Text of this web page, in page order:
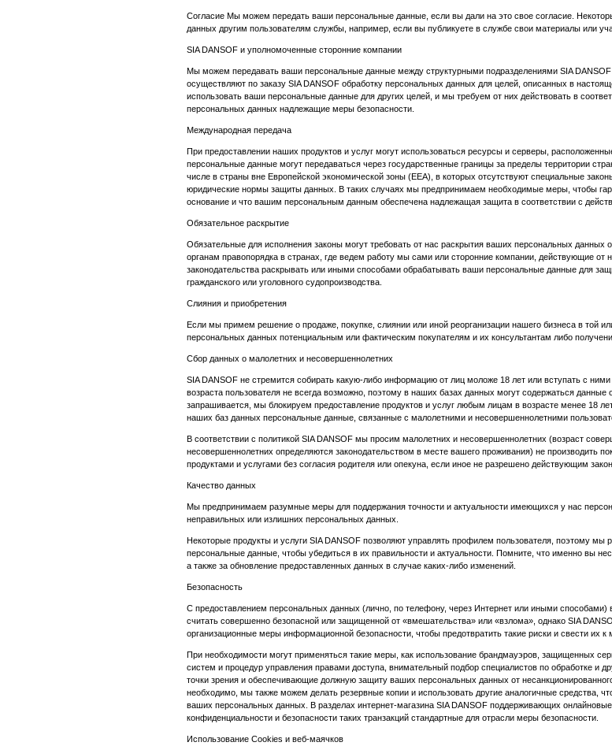
Согласие Мы можем передать ваши персональные данные, если вы дали на это свое согласие.
данных другим пользователям службы, например, если вы публикуете в службе свои материалы или
SIA DANSOF и уполномоченные сторонние компании
Мы можем передавать ваши персональные данные между структурными подразделениями SIA
осуществляют по заказу SIA DANSOF обработку персональных данных для целей, описанных в
использовать ваши персональные данные для других целей, и мы требуем от них действовать в
персональных данных надлежащие меры безопасности.
Международная передача
При предоставлении наших продуктов и услуг могут использоваться ресурсы и серверы,
персональные данные могут передаваться через государственные границы за пределы территории
числе в страны вне Европейской экономической зоны (EEA), в которых отсутствуют специальные
юридические нормы защиты данных. В таких случаях мы предпринимаем необходимые меры, чтобы
основание и что вашим персональным данным обеспечена надлежащая защита в соответствии с
Обязательное раскрытие
Обязательные для исполнения законы могут требовать от нас раскрытия ваших персональных
органам правопорядка в странах, где ведем работу мы сами или сторонние компании, действующие
законодательства раскрывать или иными способами обрабатывать ваши персональные данные для
гражданского или уголовного судопроизводства.
Слияния и приобретения
Если мы примем решение о продаже, покупке, слиянии или иной реорганизации нашего бизнеса в той
персональных данных потенциальным или фактическим покупателям и их консультантам либо
Сбор данных о малолетних и несовершеннолетних
SIA DANSOF не стремится собирать какую-либо информацию от лиц моложе 18 лет или вступать с
возраста пользователя не всегда возможно, поэтому в наших базах данных могут содержаться данные
запрашивается, мы блокируем предоставление продуктов и услуг любым лицам в возрасте менее 18
наших баз данных персональные данные, связанные с малолетними и несовершеннолетними
В соответствии с политикой SIA DANSOF мы просим малолетних и несовершеннолетних (возраст
несовершеннолетних определяются законодательством в месте вашего проживания) не производить
продуктами и услугами без согласия родителя или опекуна, если иное не разрешено действующим
Качество данных
Мы предпринимаем разумные меры для поддержания точности и актуальности имеющихся у нас
неправильных или излишних персональных данных.
Некоторые продукты и услуги SIA DANSOF позволяют управлять профилем пользователя, поэтому
персональные данные, чтобы убедиться в их правильности и актуальности. Помните, что именно вы
а также за обновление предоставленных данных в случае каких-либо изменений.
Безопасность
С предоставлением персональных данных (лично, по телефону, через Интернет или иными способами)
считать совершенно безопасной или защищенной от «вмешательства» или «взлома», однако SIA
организационные меры информационной безопасности, чтобы предотвратить такие риски и свести их к
При необходимости могут применяться такие меры, как использование брандмауэров, защищенных
систем и процедур управления правами доступа, внимательный подбор специалистов по обработке и
точки зрения и обеспечивающие должную защиту ваших персональных данных от
необходимо, мы также можем делать резервные копии и использовать другие аналогичные средства,
ваших персональных данных. В разделах интернет-магазина SIA DANSOF поддерживающих
конфиденциальности и безопасности таких транзакций стандартные для отрасли меры безопасности.
Использование Cookies и веб-маячков